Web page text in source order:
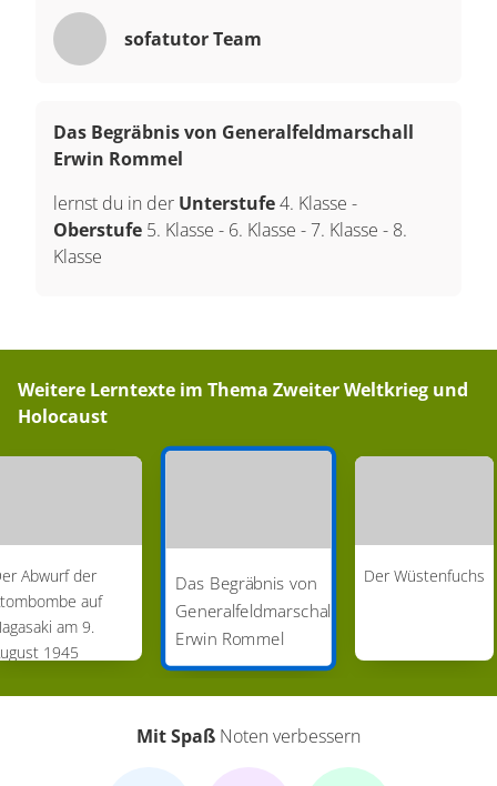
sofatutor Team
Das Begräbnis von Generalfeldmarschall
Erwin Rommel
lernst du in der Unterstufe4. Klasse -
Oberstufe 5. Klasse - 6. Klasse -7. Klasse - 8.
Klasse
Weitere Lerntexte im Thema Zweiter Weltkrieg und
Holocaust
Abwurf der
auf
am 9.
1945
Das Begräbnis von
Generalfeldmarschall
Erwin Rommel
Der Wüstenfuchs
Mit Spaß Noten verbessern